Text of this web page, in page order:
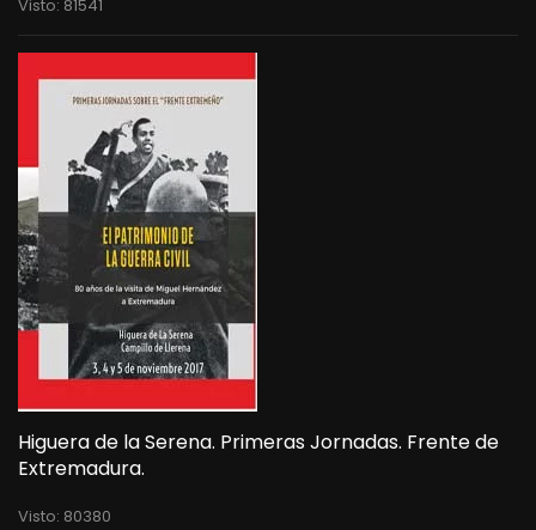
Visto: 81541
Higuera de la Serena. Primeras Jornadas. Frente de
Extremadura.
Visto: 80380